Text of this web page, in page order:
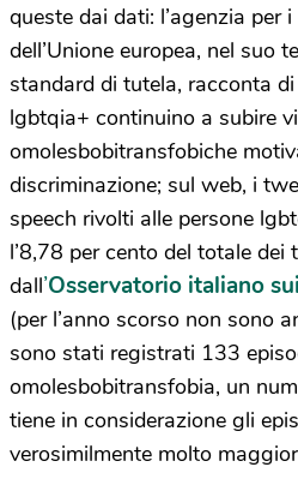
queste dai dati: l’agenzia per
dell’Unione europea, nel suo
standard di tutela, racconta
lgbtqia+ continuino a subire
omolesbobitransfobiche
discriminazione; sul web, i
speech rivolti alle persone
l’8,78 per cento del totale
dall’Osservatorio italiano
(per l’anno scorso non sono
sono stati registrati 133
omolesbobitransfobia, un
tiene in considerazione gli
verosimilmente molto